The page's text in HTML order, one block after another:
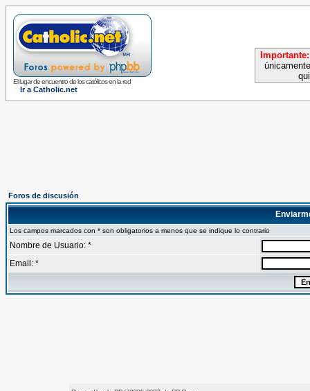
El lugar de encuentro de los católicos en la red
Ir a Catholic.net
Importante:
Foros de discusión
Los campos marcados con * son obligatorios a menos que se indique lo contrario
Nombre de Usuario: *
Email: *